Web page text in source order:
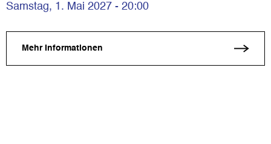
Samstag, 1. Mai 2027 - 20:00
Mehr Informationen